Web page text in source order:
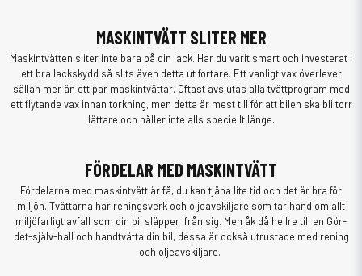
MASKINTVÄTT SLITER MER
Maskintvätten sliter inte bara på din lack. Har du varit smart och investerat i
ett bra lackskydd så slits även detta ut fortare. Ett vanligt vax överlever
sällan mer än ett par maskintvättar. Oftast avslutas alla tvättprogram med
ett flytande vax innan torkning, men detta är mest till för att bilen ska bli torr
lättare och håller inte alls speciellt länge.
FÖRDELAR MED MASKINTVÄTT
Fördelarna med maskintvätt är få, du kan tjäna lite tid och det är bra för
miljön. Tvättarna har reningsverk och oljeavskiljare som tar hand om allt
miljöfarligt avfall som din bil släpper ifrån sig. Men åk då hellre till en Gör-
det-själv-hall och handtvätta din bil, dessa är också utrustade med rening
och oljeavskiljare.